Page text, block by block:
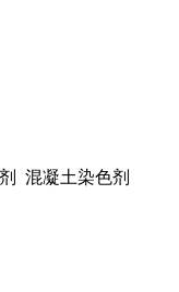
混凝土染色剂